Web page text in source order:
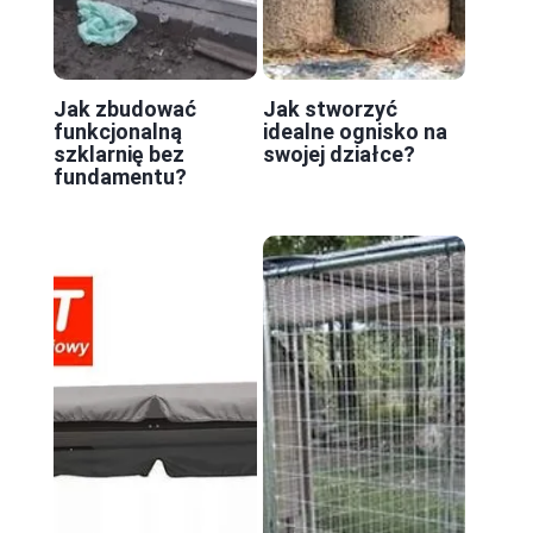
Jak zbudować
funkcjonalną
szklarnię bez
fundamentu?
Jak stworzyć
idealne ognisko na
swojej działce?